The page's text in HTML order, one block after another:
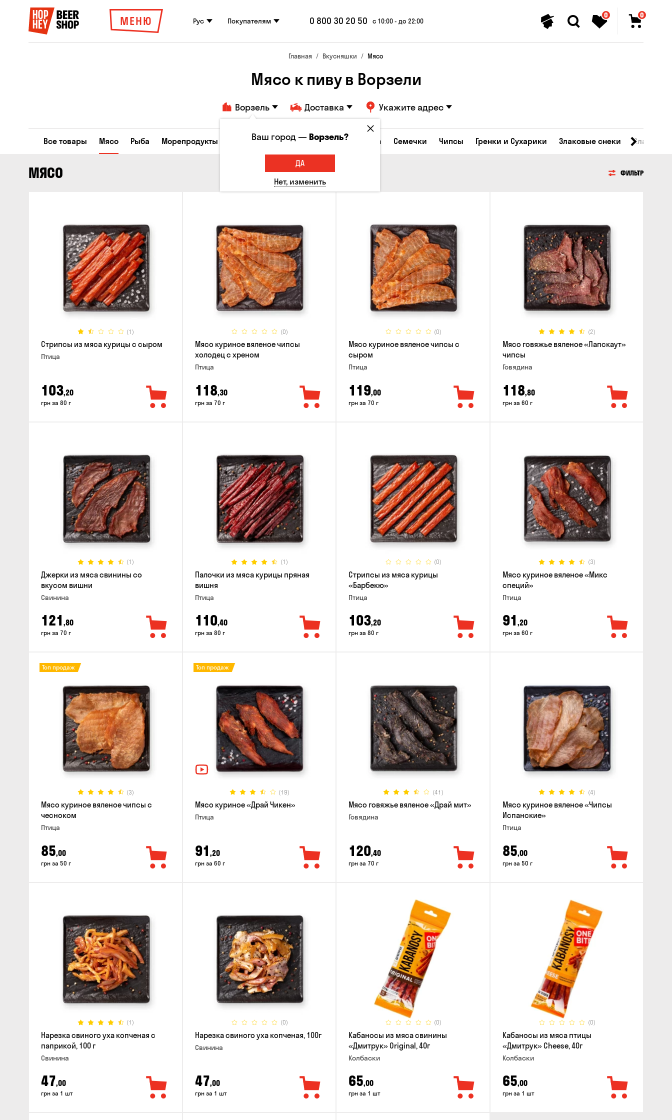
МЕНЮ Рус Покупателям 0 800 30 20 50 с 10:00 - до 22:00
0 0
Главная Вкусняшки Мясо
Мясо к пиву в Ворзели
Ворзель Доставка Укажите адрес
Все товары Мясо Рыба Морепродукты Сырные закуски Орешки Кукуруза Семечки Чипсы Гренки и Сухарики Злаковые снеки Сладости
МЯСО ФИЛЬТР
(1)
Стрипсы из мяса курицы с сыром
Птица
103,20
грн за 80 г
(0)
Мясо куриное вяленое чипсы
холодец с хреном
Птица
118,30
грн за 70 г
(0)
Мясо куриное вяленое чипсы с
сыром
Птица
119,00
грн за 70 г
(2)
Мясо говяжье вяленое «Лапскаут»
чипсы
Говядина
118,80
грн за 60 г
(1)
Джерки из мяса свинины со
вкусом вишни
Свинина
121 ,80
грн за 70 г
(1)
Палочки из мяса курицы пряная
вишня
Птица
110,40
грн за 80 г
(0)
Стрипсы из мяса курицы
«Барбекю»
Птица
103,20
грн за 80 г
(3)
Мясо куриное вяленое «Микс
специй»
Птица
91 ,20
грн за 60 г
(3)
Топ продаж
Мясо куриное вяленое чипсы с
чесноком
Птица
85,00
грн за 50 г
(19)
Топ продаж
Мясо куриное «Драй Чикен»
Птица
91 ,20
грн за 60 г
(41)
Мясо говяжье вяленое «Драй мит»
Говядина
120,40
грн за 70 г
(4)
Мясо куриное вяленое «Чипсы
Испанские»
Птица
85,00
грн за 50 г
(1)
Нарезка свиного уха копченая с
паприкой, 100 г
Свинина
47,00
грн за 1 шт
(0)
Нарезка свиного уха копченая, 100г
Свинина
47,00
грн за 1 шт
(0)
Кабаносы из мяса свинины
«Дмитрук» Original, 40г
Колбаски
65,00
грн за 1 шт
(0)
Кабаносы из мяса птицы
«Дмитрук» Cheese, 40г
Колбаски
65,00
грн за 1 шт
Ваш город —Ворзель?
ДА
Нет, изменить